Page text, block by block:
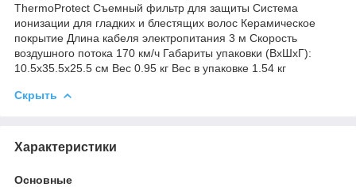
ThermoProtect Съемный фильтр для защиты Система
ионизации для гладких и блестящих волос Керамическое
покрытие Длина кабеля электропитания 3 м Скорость
воздушного потока 170 км/ч Габариты упаковки (ВхШхГ):
10.5х35.5х25.5 см Вес 0.95 кг Вес в упаковке 1.54 кг
Скрыть
Характеристики
Основные